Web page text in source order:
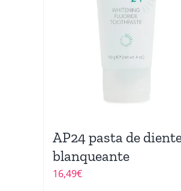
AP24 pasta de
blanqueante
16,49€